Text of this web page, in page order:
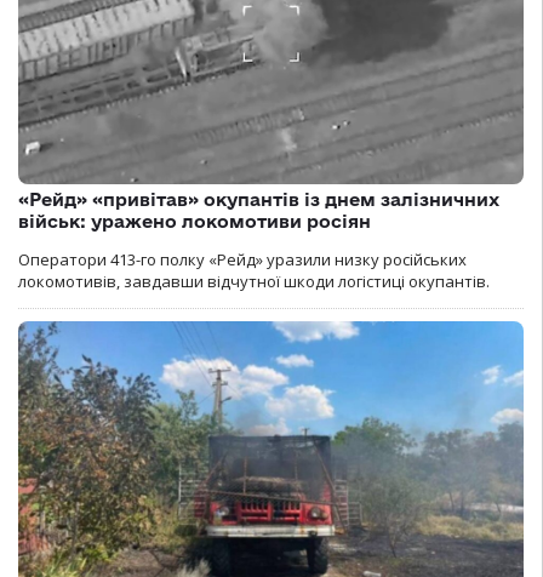
«Рейд» «привітав» окупантів із днем залізничних
військ: уражено локомотиви росіян
Оператори 413-го полку «Рейд» уразили низку російських
локомотивів, завдавши відчутної шкоди логістиці окупантів.